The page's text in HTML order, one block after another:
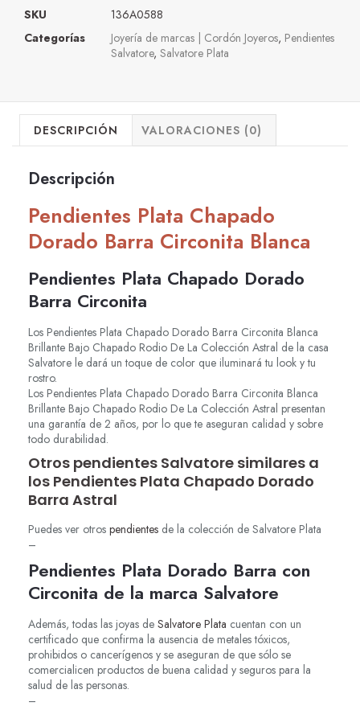
SKU
136A0588
Categorías
Joyería de marcas | Cordón Joyeros, Pendientes
Salvatore, Salvatore Plata
DESCRIPCIÓN VALORACIONES (0)
Descripción
Pendientes Plata Chapado
Dorado Barra Circonita Blanca
Pendientes Plata Chapado Dorado
Barra Circonita
Los Pendientes Plata Chapado Dorado Barra Circonita Blanca
Brillante Bajo Chapado Rodio De La Colección Astral de la casa
Salvatore le dará un toque de color que iluminará tu look y tu
rostro.
Los Pendientes Plata Chapado Dorado Barra Circonita Blanca
Brillante Bajo Chapado Rodio De La Colección Astral presentan
una garantía de 2 años, por lo que te aseguran calidad y sobre
todo durabilidad.
Otros pendientes Salvatore similares a
los Pendientes Plata Chapado Dorado
Barra Astral
Puedes ver otros pendientes de la colección de Salvatore Plata
–
Pendientes Plata Dorado Barra con
Circonita de la marca Salvatore
Además, todas las joyas de Salvatore Plata cuentan con un
certificado que confirma la ausencia de metales tóxicos,
prohibidos o cancerígenos y se aseguran de que sólo se
comercialicen productos de buena calidad y seguros para la
salud de las personas.
–